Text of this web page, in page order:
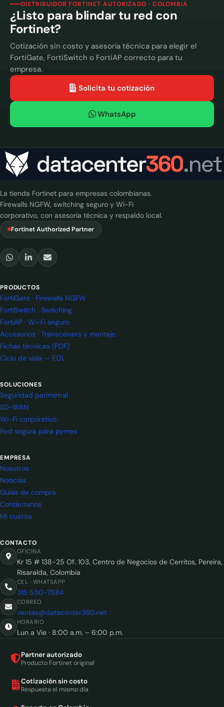
DISTRIBUIDOR FORTINET AUTORIZADO · COLOMBIA
¿Listo para blindar tu red con
Fortinet?
Cotización sin costo y asesoría técnica para elegir el
FortiGate, FortiSwitch o FortiAP correcto para tu
empresa.
Solicita tu cotización
WhatsApp
La tienda Fortinet para empresas colombianas.
Firewalls NGFW, switching seguro y Wi-Fi
corporativo, con asesoría técnica y respaldo local.
Fortinet Authorized Partner
PRODUCTOS
FortiGate · Firewalls NGFW
FortiSwitch · Switching
FortiAP · Wi-Fi seguro
Accesorios · Transceivers y montaje
Fichas técnicas (PDF)
Ciclo de vida — EOL
SOLUCIONES
Seguridad perimetral
SD-WAN
Wi-Fi corporativo
Red segura para pymes
EMPRESA
Nosotros
Noticias
Guías de compra
Contáctanos
Mi cuenta
CONTACTO
OFICINA
Kr 15 # 138-25 Of. 103, Centro de Negocios de Cerritos, Pereira,
Risaralda, Colombia
CEL · WHATSAPP
315 550-7584
CORREO
ventas@datacenter360.net
HORARIO
Lun a Vie · 8:00 a.m. – 6:00 p.m.
Partner autorizado
Producto Fortinet original
Cotización sin costo
Respuesta el mismo día